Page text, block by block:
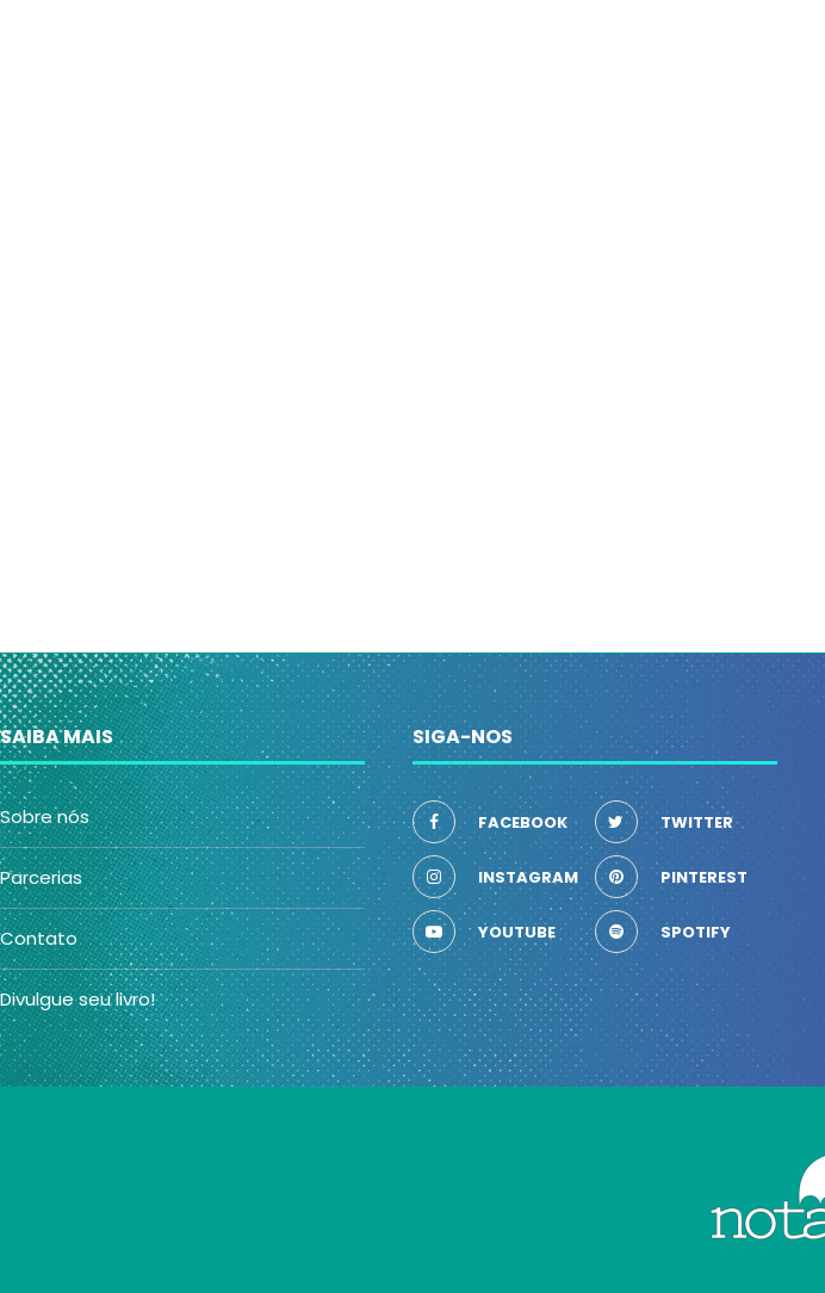
SAIBA MAIS
Sobre nós
Parcerias
Contato
Divulgue seu livro!
SIGA-NOS
FACEBOOK TWITTER
INSTAGRAM PINTEREST
YOUTUBE SPOTIFY